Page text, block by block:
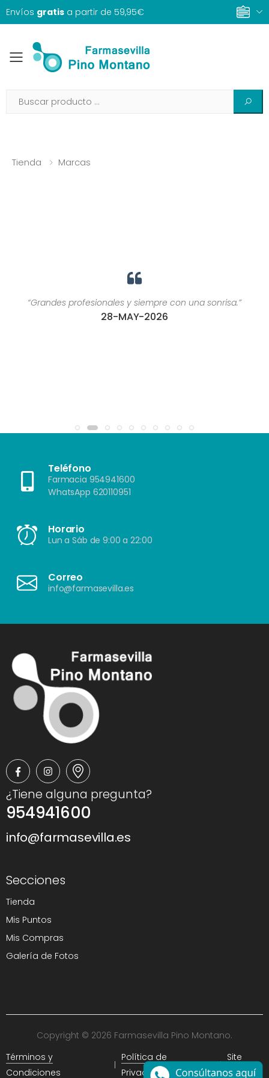
Envíos gratis a partir de 59,95€
Toggle mobile menu
Tienda Marcas
“Grandes profesionales y siempre con una sonrisa.”
28-MAY-2026
Teléfono
Farmacia 954941600
WhatsApp 620110951
Horario
Lun a Sáb de 9:00 a 22:00
Correo
info@farmasevilla.es
¿Tiene alguna pregunta?
954941600
info@farmasevilla.es
Secciones
Tienda
Mis Puntos
Mis Compras
Galería de Fotos
Copyright © 2026 Farmasevilla Pino Montano.
Términos y
Condiciones
Política de
Privacidad
Site
Map